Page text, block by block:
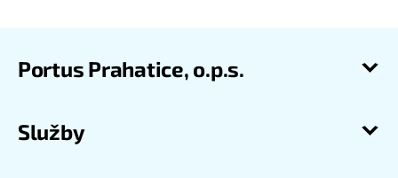
Portus Prahatice, o.p.s.
Služby